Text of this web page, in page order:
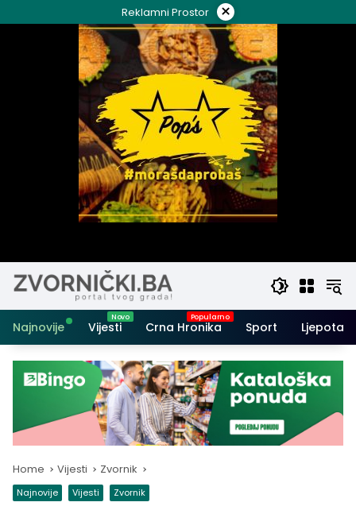
to
Reklamni Prostor ×
Najnovije Vijesti Crna Hronika Sport Ljepota i
Home Vijesti Zvornik
Najnovije Vijesti Zvornik